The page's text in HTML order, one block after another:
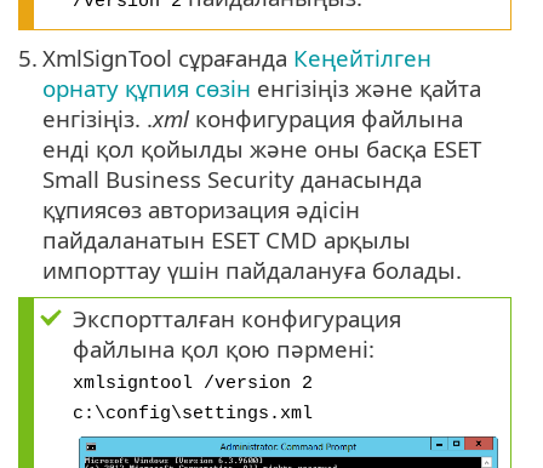
5. XmlSignTool сұрағанда Кеңейтілген
орнату құпия сөзін енгізіңіз және қайта
енгізіңіз. .xml конфигурация файлына
енді қол қойылды және оны басқа ESET
Small Business Security данасында
құпиясөз авторизация әдісін
пайдаланатын ESET CMD арқылы
импорттау үшін пайдалануға болады.
Экспортталған конфигурация
файлына қол қою пәрмені:
xmlsigntool /version 2
c:\config\settings.xml